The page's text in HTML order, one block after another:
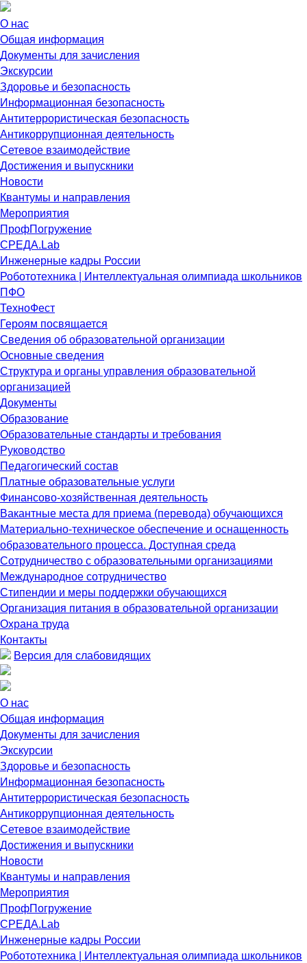
О нас
Общая информация
Документы для зачисления
Экскурсии
Здоровье и безопасность
Информационная безопасность
Антитеррористическая безопасность
Антикоррупционная деятельность
Сетевое взаимодействие
Достижения и выпускники
Новости
Квантумы и направления
Мероприятия
ПрофПогружение
СРЕДА.Lab
Инженерные кадры России
Робототехника | Интеллектуальная олимпиада школьников
ПФО
ТехноФест
Героям посвящается
Сведения об образовательной организации
Основные сведения
Структура и органы управления образовательной
организацией
Документы
Образование
Образовательные стандарты и требования
Руководство
Педагогический состав
Платные образовательные услуги
Финансово-хозяйственная деятельность
Вакантные места для приема (перевода) обучающихся
Материально-техническое обеспечение и оснащенность
образовательного процесса. Доступная среда
Сотрудничество с образовательными организациями
Международное сотрудничество
Стипендии и меры поддержки обучающихся
Организация питания в образовательной организации
Охрана труда
Контакты
Версия для слабовидящих
О нас
Общая информация
Документы для зачисления
Экскурсии
Здоровье и безопасность
Информационная безопасность
Антитеррористическая безопасность
Антикоррупционная деятельность
Сетевое взаимодействие
Достижения и выпускники
Новости
Квантумы и направления
Мероприятия
ПрофПогружение
СРЕДА.Lab
Инженерные кадры России
Робототехника | Интеллектуальная олимпиада школьников